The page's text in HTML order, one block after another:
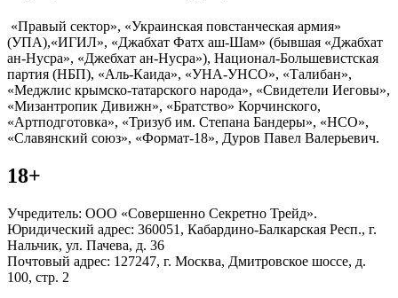
«Правый сектор», «Украинская повстанческая армия»
(УПА),«ИГИЛ», «Джабхат Фатх аш-Шам» (бывшая «Джабхат
ан-Нусра», «Джебхат ан-Нусра»), Национал-Большевистская
партия (НБП), «Аль-Каида», «УНА-УНСО», «Талибан»,
«Меджлис крымско-татарского народа», «Свидетели Иеговы»,
«Мизантропик Дивижн», «Братство» Корчинского,
«Артподготовка», «Тризуб им. Степана Бандеры», «НСО»,
«Славянский союз», «Формат-18», Дуров Павел Валерьевич.
18+
Учредитель: ООО «Совершенно Секретно Трейд».
Юридический адрес: 360051, Кабардино-Балкарская Респ., г.
Нальчик, ул. Пачева, д. 36
Почтовый адрес: 127247, г. Москва, Дмитровское шоссе, д.
100, стр. 2